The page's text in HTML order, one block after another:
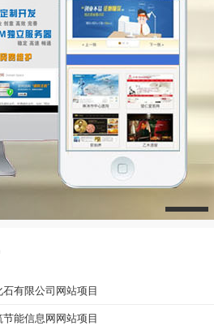
有限公司网站项目
能信息网网站项目